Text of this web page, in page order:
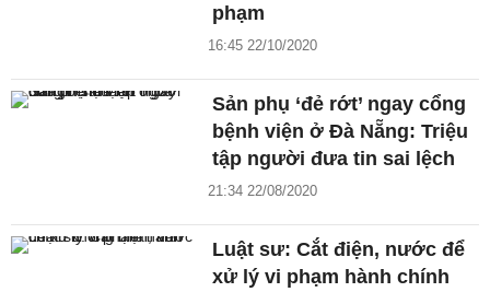
phạm
16:45 22/10/2020
Sản phụ ‘đẻ rớt’ ngay cổng
bệnh viện ở Đà Nẵng: Triệu
tập người đưa tin sai lệch
21:34 22/08/2020
Luật sư: Cắt điện, nước để
xử lý vi phạm hành chính